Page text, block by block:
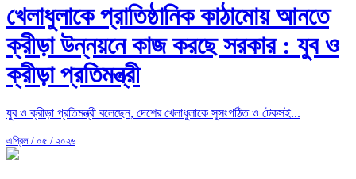
খেলাধুলাকে প্রাতিষ্ঠানিক কাঠামোয় আনতে
ক্রীড়া উন্নয়নে কাজ করছে সরকার : যুব ও
ক্রীড়া প্রতিমন্ত্রী
যুব ও ক্রীড়া প্রতিমন্ত্রী বলেছেন, দেশের খেলাধুলাকে সুসংগঠিত ও টেকসই...
এপ্রিল / ০৫ / ২০২৬